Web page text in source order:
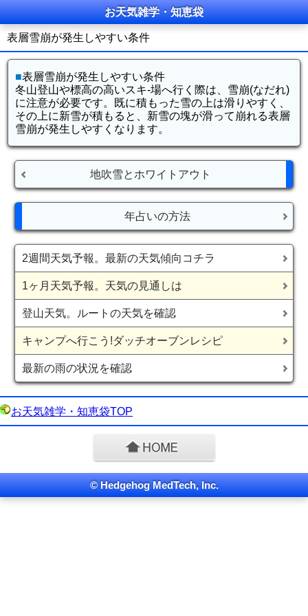
お天気雑学・知恵袋
表層雪崩が発生しやすい条件
■表層雪崩が発生しやすい条件
冬山登山や標高の高いスキ-場へ行く際は、雪崩(なだれ)
に注意が必要です。既に積もった雪の上は滑りやすく、
その上に新雪が積もると、新雪の塊が滑って崩れる表層
雪崩が発生しやすくなります。
地吹雪とホワイトアウト
年占いの方法
2週間天気予報。最新の天気傾向コチラ
1ヶ月天気予報。天気の見通しは
登山天気。ルートの天気を確認
キャンプへ行こう!ダッチオーブンレシピ
最新の雨の状況を確認
お天気雑学・知恵袋TOP
© Hedgehog MedTech, Inc.